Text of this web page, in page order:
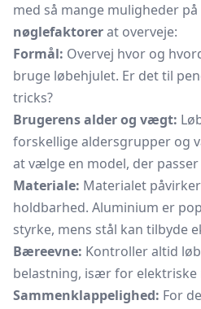
med så mange muligheder
nøglefaktorerat overveje:
Formål: Overvej hvor og
bruge løbehjulet. Er det til
tricks?
Brugerens alder og vægt:
forskellige aldersgrupper og
at vælge en model, der
Materiale: Materialet
holdbarhed. Aluminium er
styrke, mens stål kan tilbyde
Bæreevne: Kontroller altid
belastning, især for elektriske
Sammenklappelighed: For